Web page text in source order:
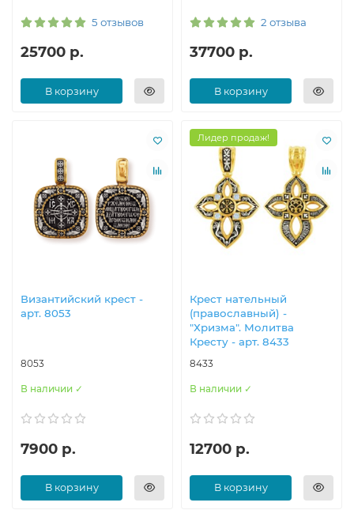
5 отзывов
25700 р.
В корзину
2 отзыва
37700 р.
В корзину
Византийски​й крест -
арт. 8053
8053
В наличии ✓
7900 р.
В корзину
Лидер продаж!
Крест нательный
(православный) -
"Хризма". Молитва
Кресту - арт. 8433
8433
В наличии ✓
12700 р.
В корзину